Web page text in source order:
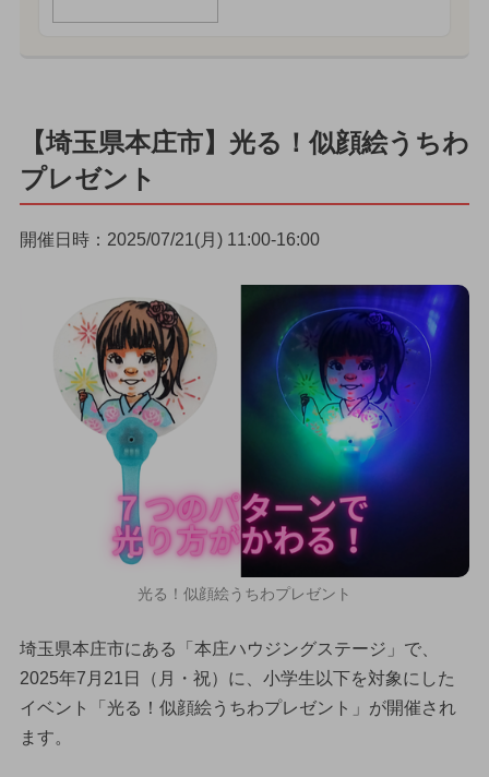
【埼玉県本庄市】光る！似顔絵うちわ
プレゼント
開催日時：2025/07/21(月) 11:00-16:00
光る！似顔絵うちわプレゼント
埼玉県本庄市にある「本庄ハウジングステージ」で、
2025年7月21日（月・祝）に、小学生以下を対象にした
イベント「光る！似顔絵うちわプレゼント」が開催され
ます。